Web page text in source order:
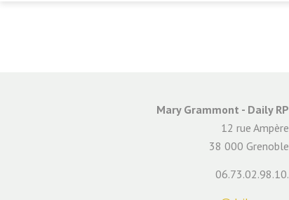
Mary Grammont - Daily RP
12 rue Ampère
38 000 Grenoble
06.73.02.98.10.